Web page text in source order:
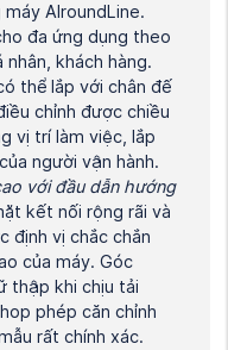
AlroundLine.
đa ứng dụng theo
khách hàng.
thể lắp với chân đế
chỉnh được chiều
vị trí làm việc, lắp
người vận hành.
với đầu dẫn hướng
kết nối rộng rãi và
định vị chắc chắn
của máy. Góc
thập khi chịu tải
phép căn chỉnh
rất chính xác.